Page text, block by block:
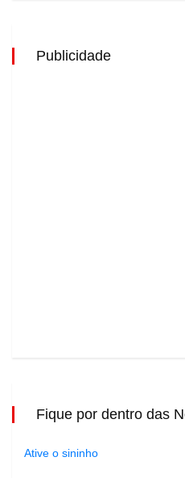
Publicidade
Fique por dentro das
Ative o sininho